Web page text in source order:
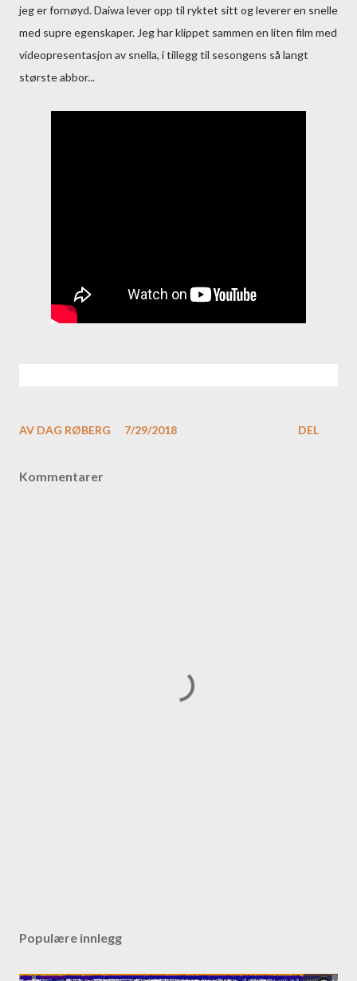
jeg er fornøyd. Daiwa lever opp til ryktet sitt og leverer en snelle
med supre egenskaper. Jeg har klippet sammen en liten film med
videopresentasjon av snella, i tillegg til sesongens så langt
største abbor...
AV DAG RØBERG 7/29/2018 DEL
Kommentarer
Populære innlegg